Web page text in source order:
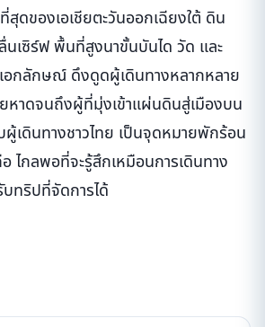
ดของเอเชียตะวันออกเฉียงใต้ ดิน
นเซิร์ฟ พื้นที่สูงนาขั้นบันได วัด และ
กลักษณ์ ดึงดูดผู้เดินทางหลากหลาย
หาดจนถึงผู้ที่มุ่งเข้าแผ่นดินสู่เมืองบน
ผู้เดินทางชาวไทย เป็นจุดหมายพักร้อน
ไกลพอที่จะรู้สึกเหมือนการเดินทาง
ทริปที่จัดการได้